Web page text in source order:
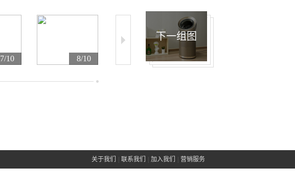
7/10 8/10
下一组图
关于我们 联系我们 加入我们 营销服务